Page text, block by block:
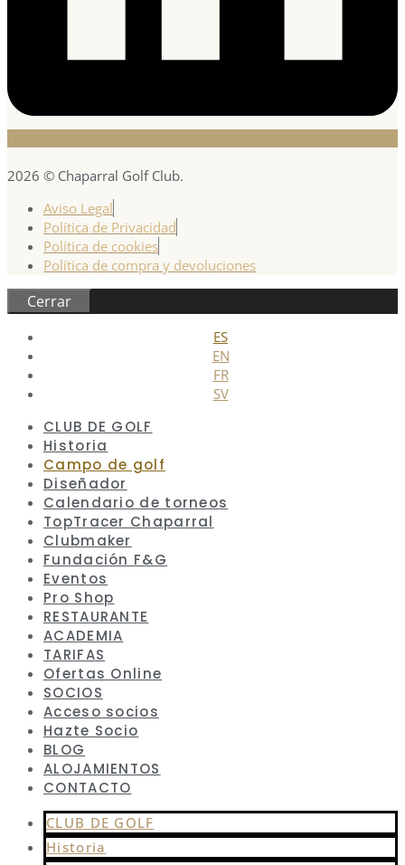
2026 © Chaparral Golf Club.
Aviso Legal
Política de Privacidad
Política de cookies
Política de compra y devoluciones
Cerrar
ES
EN
FR
SV
CLUB DE GOLF
Historia
Campo de golf
Diseñador
Calendario de torneos
TopTracer Chaparral
Clubmaker
Fundación F&G
Eventos
Pro Shop
RESTAURANTE
ACADEMIA
TARIFAS
Ofertas Online
SOCIOS
Acceso socios
Hazte Socio
BLOG
ALOJAMIENTOS
CONTACTO
CLUB DE GOLF
Historia